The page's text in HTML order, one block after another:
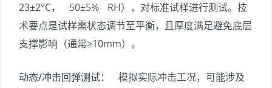
23±2°C， 50±5% RH），对标准试样进行测试。技
术要点是试样需状态调节至平衡，且厚度满足避免底层
支撑影响（通常≥10mm）。
动态/冲击回弹测试：
模拟实际冲击工况，可能涉及